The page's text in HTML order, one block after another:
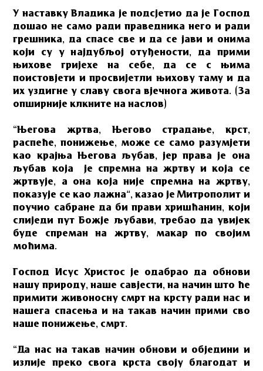
У наставку Владика је подсјетио да је Господ
дошао не само ради праведника него и ради
грешника, да спасе све и да се јави и онима
који су у најдубљој отуђености, да прими
њихове гријехе на себе, да се с њима
поистовјети и просвијетли њихову таму и да
их уздигне у славу свога вјечнога живота. (За
опширније клкните на наслов)
“Његова жртва, Његово страдање, крст,
распеће, понижење, може се само разумјети
као крајња Његова љубав, јер права је она
љубав која је спремна на жртву и која се
жртвује, а она која није спремна на жртву,
показује се као лажна”, казао је Митрополит и
поучио сабране да би прави хришћанин, који
слиједи пут Божје љубави, требао да увијек
буде спреман на жртву, макар по својим
моћима.
Господ Исус Христос је одабрао да обнови
нашу природу, наше савјести, на начин што ће
примити живоносну смрт на крсту ради нас и
нашега спасења и на такав начин прими сво
наше понижење, смрт.
“Да нас на такав начин обнови и обједини и
излије преко свога крста своју благодат и